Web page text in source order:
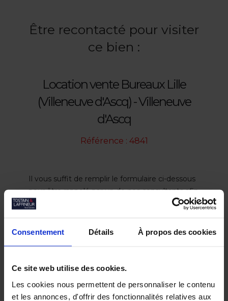
Consentement Détails À propos des cookies
Ce site web utilise des cookies.
Les cookies nous permettent de personnaliser le contenu
et les annonces, d'offrir des fonctionnalités relatives aux
Être recontacté pour visiter
ce bien :
Location vente Bureaux Lille
(Villeneuve d'Ascq) - Villeneuve
d'Ascq
Référence : 4841
Il vous suffit de remplir le formulaire ci-dessous
pour être rappelé par un de nos consultants afin
de fixer un rendez-vous.
Civilité :*
Mme
Mlle